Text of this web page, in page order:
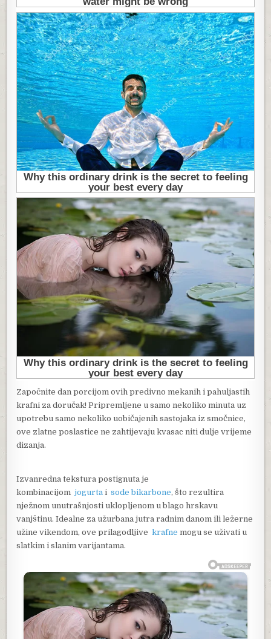
Započnite dan porcijom ovih predivno mekanih i pahuljastih
krafni za doručak! Pripremljene u samo nekoliko minuta uz
upotrebu samo nekoliko uobičajenih sastojaka iz smočnice,
ove zlatne poslastice ne zahtijevaju kvasac niti dulje vrijeme
dizanja.
Izvanredna tekstura postignuta je
kombinacijom jogurta i sode bikarbone, što rezultira
nježnom unutrašnjosti uklopljenom u blago hrskavu
vanjštinu. Idealne za užurbana jutra radnim danom ili ležerne
užine vikendom, ove prilagodljive krafne mogu se uživati ​​u
slatkim i slanim varijantama.